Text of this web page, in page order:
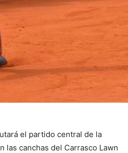
el partido central de la
las canchas del Carrasco Lawn